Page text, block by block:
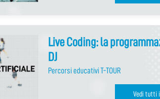
Live Coding: la
DJ
Percorsi educativi T-TOUR
Vedi tutti